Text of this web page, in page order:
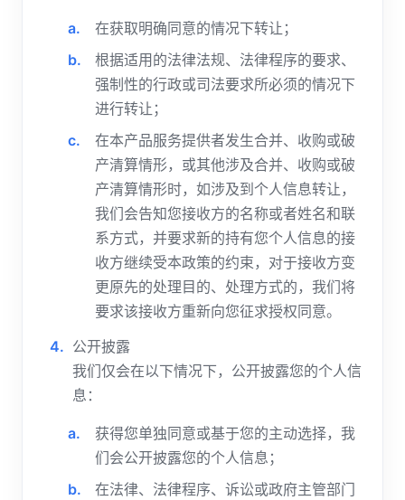
在获取明确同意的情况下转让；
根据适用的法律法规、法律程序的要求、
强制性的行政或司法要求所必须的情况下
进行转让；
在本产品服务提供者发生合并、收购或破
产清算情形，或其他涉及合并、收购或破
产清算情形时，如涉及到个人信息转让，
我们会告知您接收方的名称或者姓名和联
系方式，并要求新的持有您个人信息的接
收方继续受本政策的约束，对于接收方变
更原先的处理目的、处理方式的，我们将
要求该接收方重新向您征求授权同意。
公开披露
我们仅会在以下情况下，公开披露您的个人信
息：
获得您单独同意或基于您的主动选择，我
们会公开披露您的个人信息；
在法律、法律程序、诉讼或政府主管部门